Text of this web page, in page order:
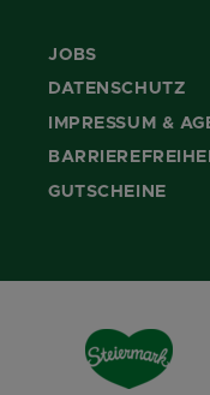
JOBS
DATENSCHUTZ
IMPRESSUM &
GUTSCHEINE